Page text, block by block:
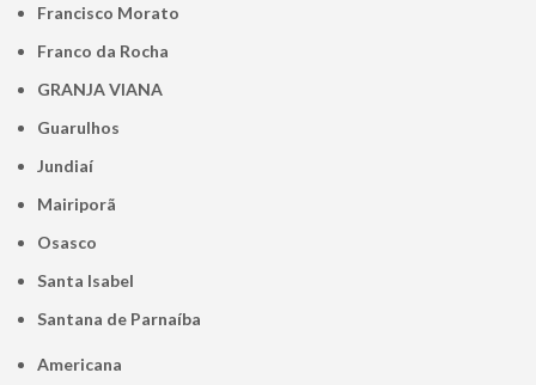
Francisco Morato
Franco da Rocha
GRANJA VIANA
Guarulhos
Jundiaí
Mairiporã
Osasco
Santa Isabel
Santana de Parnaíba
Americana